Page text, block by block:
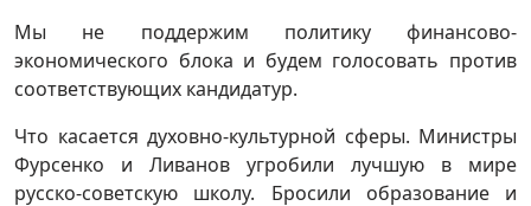
Мы не поддержим политику финансово-
экономического блока и будем голосовать против
соответствующих кандидатур.
Что касается духовно-культурной сферы. Министры
Фурсенко и Ливанов угробили лучшую в мире
русско-советскую школу. Бросили образование и